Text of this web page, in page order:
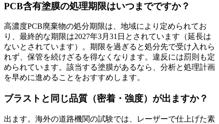
PCB含有塗膜の処理期限はいつまでですか？
高濃度PCB廃棄物の処分期限は、地域により定められてお
り、最終的な期限は2027年3月31日とされています（延長は
ないとされています）。期限を過ぎると処分先で受け入れら
れず、保管を続けざるを得なくなります。違反には罰則も定
められています。該当する塗膜があるなら、分析と処理計画
を早めに進めることをおすすめします。
ブラストと同じ品質（密着・強度）が出ますか？
出ます。海外の道路機関の試験では、レーザーで仕上げた素